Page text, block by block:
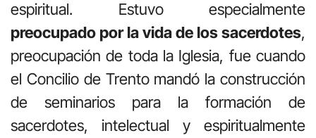
espiritual. Estuvo especialmente
preocupado por la vida de los sacerdotes,
preocupación de toda la Iglesia, fue cuando
el Concilio de Trento mandó la construcción
de seminarios para la formación de
sacerdotes, intelectual y espiritualmente